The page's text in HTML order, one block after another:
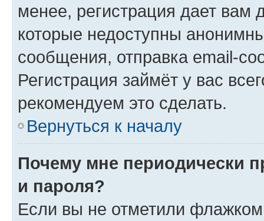
менее, регистрация дает вам
которые недоступны
сообщения, отправка email-
Регистрация займёт у вас
рекомендуем это сделать.
Вернуться к началу
Почему мне периодически
и пароля?
Если вы не отметили